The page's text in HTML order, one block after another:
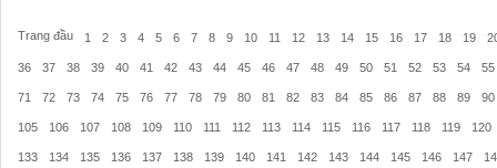
Trang đầu 1 2 3 4 5 6 7 8 9 10 11 12 13 14 15 16 17 18 19
36 37 38 39 40 41 42 43 44 45 46 47 48 49 50 51 52 53 54 55
71 72 73 74 75 76 77 78 79 80 81 82 83 84 85 86 87 88 89 90
105 106 107 108 109 110 111 112 113 114 115 116 117 118 119 120
133 134 135 136 137 138 139 140 141 142 143 144 145 146 147